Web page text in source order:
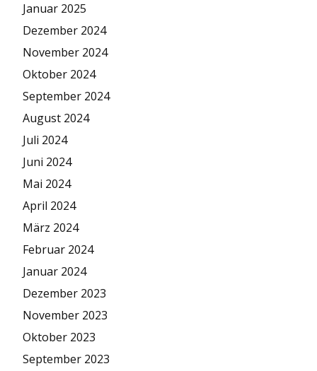
Januar 2025
Dezember 2024
November 2024
Oktober 2024
September 2024
August 2024
Juli 2024
Juni 2024
Mai 2024
April 2024
März 2024
Februar 2024
Januar 2024
Dezember 2023
November 2023
Oktober 2023
September 2023